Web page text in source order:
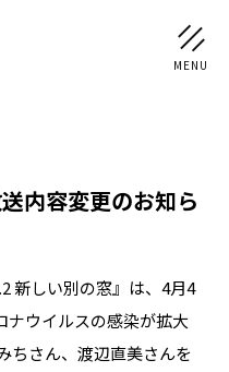
慎吾
内容変更のお知ら
新しい別の窓』は、4月4
ナウイルスの感染が拡大
ちさん、渡辺直美さんを